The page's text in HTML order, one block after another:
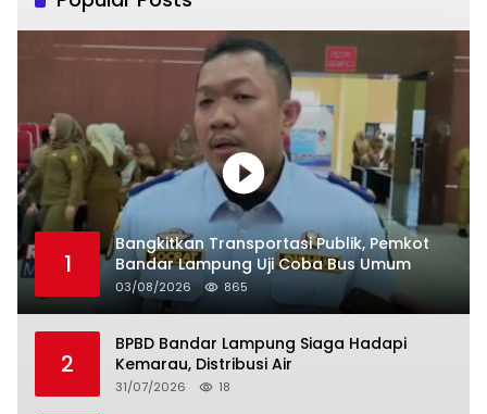
1
Bangkitkan Transportasi Publik, Pemkot
Bandar Lampung Uji Coba Bus Umum
03/08/2026 865
2
BPBD Bandar Lampung Siaga Hadapi
Kemarau, Distribusi Air
31/07/2026 18